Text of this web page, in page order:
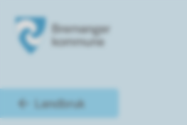
Du er her:
Landbruk